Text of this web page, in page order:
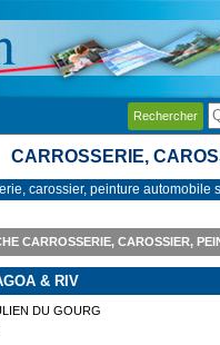
Rechercher
CARROSSERIE,
carossier, peinture automobile
CARROSSERIE, CAROSSIER,
& RIV
DU GOURG